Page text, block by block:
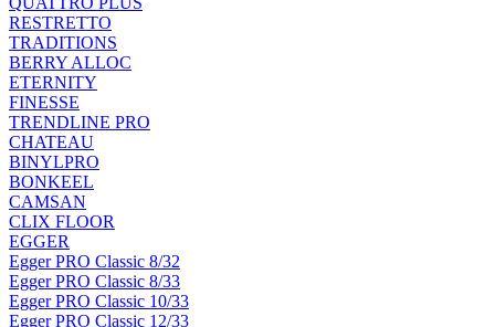
RESTRETTO
TRADITIONS
BERRY ALLOC
ETERNITY
FINESSE
TRENDLINE PRO
CHATEAU
BINYLPRO
BONKEEL
CAMSAN
CLIX FLOOR
EGGER
Egger PRO Classic 8/32
Egger PRO Classic 8/33
Egger PRO Classic 10/33
Egger PRO Classic 12/33